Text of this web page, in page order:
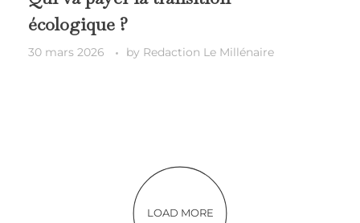
écologique ?
30 mars 2026 by Redaction Le Millénaire
LOAD MORE